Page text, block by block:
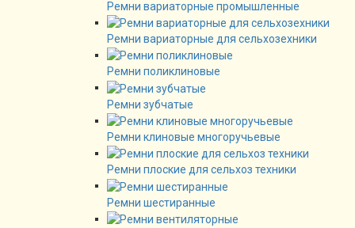
Ремни вариаторные промышленные
Ремни вариаторные для сельхозехники
Ремни поликлиновые
Ремни зубчатые
Ремни клиновые многоручьевые
Ремни плоские для сельхоз техники
Ремни шестиранные